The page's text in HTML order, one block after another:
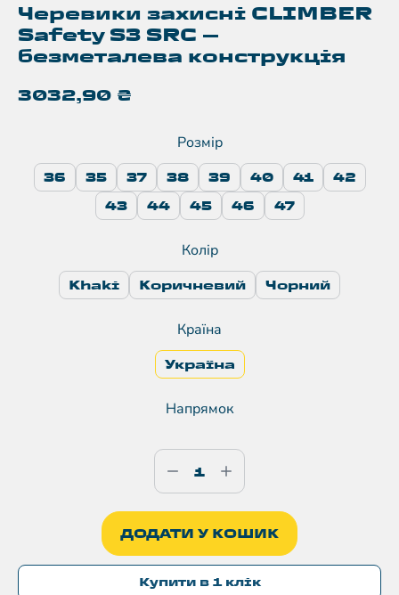
Черевики захисні CLIMBER
Safety S3 SRC —
безметалева конструкція
3032,90 ₴
Розмір
36 35 37 38 39 40 41
42
43
44 45 46 47
Колір
Khaki Коричневий Чорний
Країна
Україна
Напрямок
ДОДАТИ У КОШИК
Купити в 1 клік